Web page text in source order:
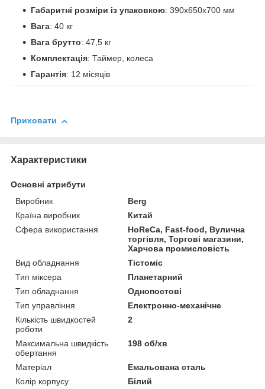
Габаритні розміри із упаковкою: 390х650х700 мм
Вага: 40 кг
Вага брутто: 47,5 кг
Комплектація: Таймер, колеса
Гарантія: 12 місяців
Приховати
Характеристики
Основні атрибути
Виробник
Berg
Країна виробник
Китай
Сфера використання
HoReCa, Fast-food, Вулична
торгівля, Торгові магазини,
Харчова промисловість
Вид обладнання
Тістоміс
Тип міксера
Планетарний
Тип обладнання
Однопостові
Тип управління
Електронно-механічне
Кількість швидкостей
роботи
2
Максимальна швидкість
обертання
198 об/хв
Матеріал
Емальована сталь
Колір корпусу
Білий